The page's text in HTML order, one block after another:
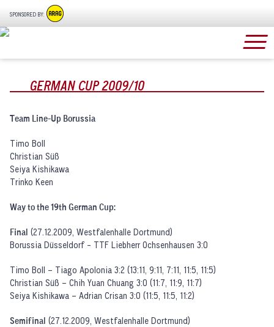
SPONSORED BY:
GERMAN CUP 2009/10
Team Line-Up Borussia
Timo Boll
Christian Süß
Seiya Kishikawa
Trinko Keen
Way to the 19th German Cup:
Final (27.12.2009, Westfalenhalle Dortmund)
Borussia Düsseldorf - TTF Liebherr Ochsenhausen 3:0
Timo Boll – Tiago Apolonia 3:2 (13:11, 9:11, 7:11, 11:5, 11:5)
Christian Süß – Chih Yuan Chuang 3:0 (11:7, 11:9, 11:7)
Seiya Kishikawa – Adrian Crisan 3:0 (11:5, 11:5, 11:2)
Semifinal (27.12.2009, Westfalenhalle Dortmund)